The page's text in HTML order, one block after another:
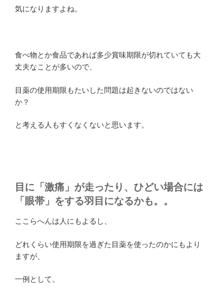
気になりますよね。
食べ物とか食品であれば多少賞味期限が切れていても大
丈夫なことが多いので、
目薬の使用期限もたいした問題は起きないのではない
か？
と考える人もすくなくないと思います。
目に「激痛」が走ったり、ひどい場合には
「眼帯」をする羽目になるかも。。
ここらへんは人にもよるし、
どれくらい使用期限を過ぎた目薬を使ったのかにもより
ますが、
一例として。